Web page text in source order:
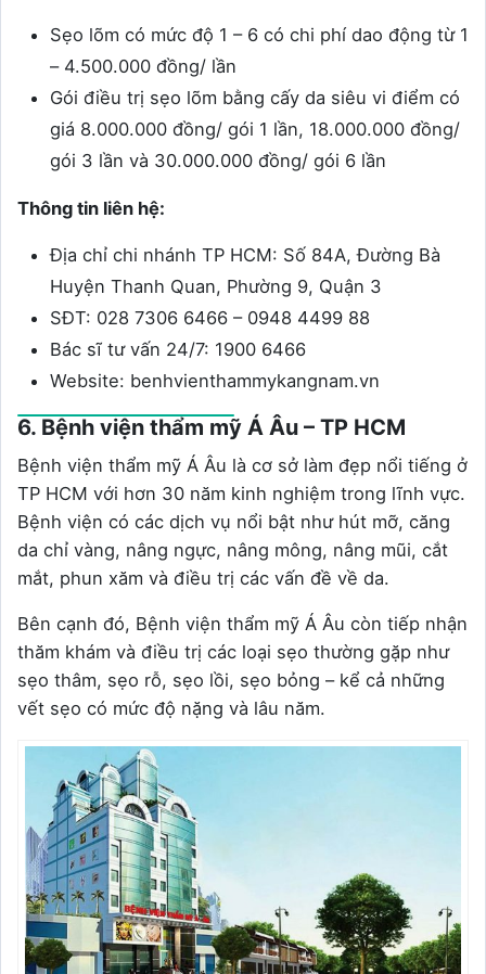
Sẹo lõm có mức độ 1 – 6 có chi phí dao động từ 1
– 4.500.000 đồng/ lần
Gói điều trị sẹo lõm bằng cấy da siêu vi điểm có
giá 8.000.000 đồng/ gói 1 lần, 18.000.000 đồng/
gói 3 lần và 30.000.000 đồng/ gói 6 lần
Thông tin liên hệ:
Địa chỉ chi nhánh TP HCM: Số 84A, Đường Bà
Huyện Thanh Quan, Phường 9, Quận 3
SĐT: 028 7306 6466 – 0948 4499 88
Bác sĩ tư vấn 24/7: 1900 6466
Website: benhvienthammykangnam.vn
6. Bệnh viện thẩm mỹ Á Âu – TP HCM
Bệnh viện thẩm mỹ Á Âu là cơ sở làm đẹp nổi tiếng ở
TP HCM với hơn 30 năm kinh nghiệm trong lĩnh vực.
Bệnh viện có các dịch vụ nổi bật như hút mỡ, căng
da chỉ vàng, nâng ngực, nâng mông, nâng mũi, cắt
mắt, phun xăm và điều trị các vấn đề về da.
Bên cạnh đó, Bệnh viện thẩm mỹ Á Âu còn tiếp nhận
thăm khám và điều trị các loại sẹo thường gặp như
sẹo thâm, sẹo rỗ, sẹo lồi, sẹo bỏng – kể cả những
vết sẹo có mức độ nặng và lâu năm.